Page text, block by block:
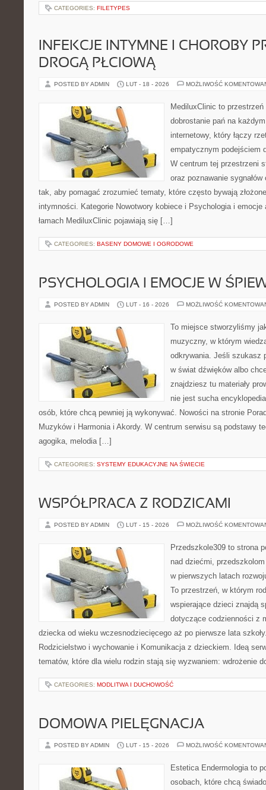
CATEGORIES: FILETYPES
INFEKCJE INTYMNE I CHOROBY
DROGĄ PŁCIOWĄ
POSTED BY ADMIN LUT - 18 - 2026 MOŻLIWOŚĆ
MediluxClinic to
dobrostanie pań na
internetowy, który łączy
empatycznym podejściem
W centrum tej przestrzeni
oraz poznawanie
tak, aby pomagać zrozumieć tematy, które często bywają
intymności. Kategorie Nowotwory kobiece i Psychologia i emocje
łamach MediluxClinic pojawiają się […]
CATEGORIES: BASENY DOMOWE I OGRODOWE
PSYCHOLOGIA I EMOCJE W
POSTED BY ADMIN LUT - 16 - 2026 MOŻLIWOŚĆ
To miejsce stworzyliśmy
muzyczny, w którym
odkrywania. Jeśli szukasz
w świat dźwięków albo
znajdziesz tu materiały
nie jest sucha
osób, które chcą pewniej ją wykonywać. Nowości na stronie
Muzyków i Harmonia i Akordy. W centrum serwisu są podstawy
agogika, melodia […]
CATEGORIES: SYSTEMY EDUKACYJNE NA ŚWIECIE
WSPÓŁPRACA Z RODZICAMI
POSTED BY ADMIN LUT - 15 - 2026 MOŻLIWOŚĆ
Przedszkole309 to strona
nad dziećmi,
w pierwszych latach
To przestrzeń, w którym
wspierające dzieci znajdą
dotyczące codzienności z
dziecka od wieku wczesnodziecięcego aż po pierwsze lata
Rodzicielstwo i wychowanie i Komunikacja z dzieckiem. Ideą
tematów, które dla wielu rodzin stają się wyzwaniem: wdrożenie
CATEGORIES: MODLITWA I DUCHOWOŚĆ
DOMOWA PIELĘGNACJA
POSTED BY ADMIN LUT - 15 - 2026 MOŻLIWOŚĆ
Estetica Endermologia to
osobach, które chcą